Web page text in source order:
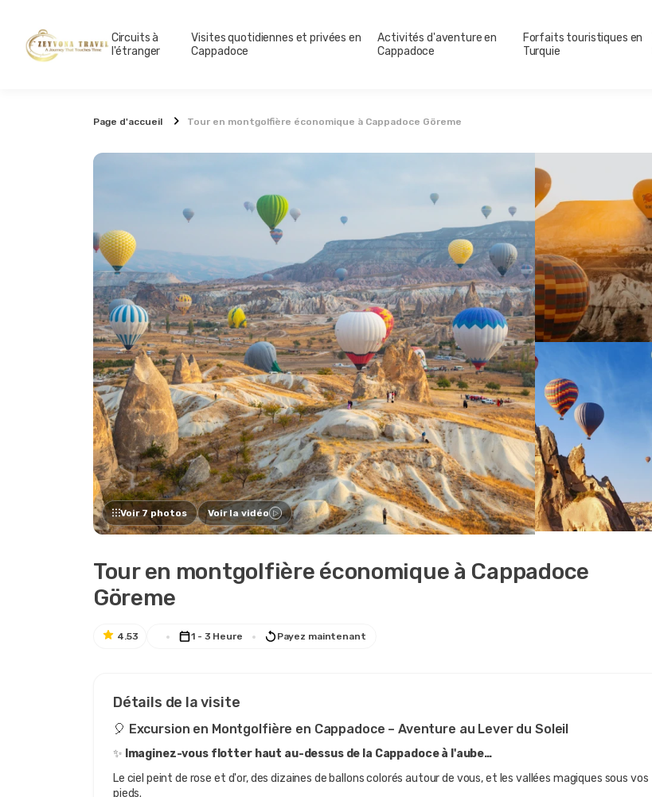
Circuits à
l'étranger
Visites quotidiennes et privées en
Cappadoce
Activités d'aventure en
Cappadoce
Forfaits touristiques en
Turquie
Page d'accueil Tour en montgolfière économique à Cappadoce Göreme
Voir 7 photos Voir la vidéo
Tour en montgolfière économique à Cappadoce
Göreme
4.53 1 - 3 Heure Payez maintenant
Détails de la visite
🎈 Excursion en Montgolfière en Cappadoce – Aventure au Lever du Soleil
✨ Imaginez-vous flotter haut au-dessus de la Cappadoce à l'aube…
Le ciel peint de rose et d'or, des dizaines de ballons colorés autour de vous, et les vallées magiques sous vos
pieds.